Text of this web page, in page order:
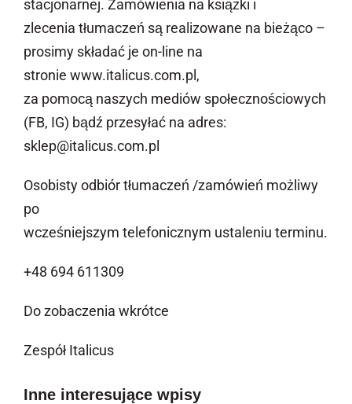
stacjonarnej. Zamówienia na książki i
zlecenia tłumaczeń są realizowane na bieżąco –
prosimy składać je on-line na
stronie www.italicus.com.pl,
za pomocą naszych mediów społecznościowych
(FB, IG) bądź przesyłać na adres:
sklep@italicus.com.pl
Osobisty odbiór tłumaczeń /zamówień możliwy
po
wcześniejszym telefonicznym ustaleniu terminu.
+48 694 611309
Do zobaczenia wkrótce
Zespół Italicus
Inne interesujące wpisy